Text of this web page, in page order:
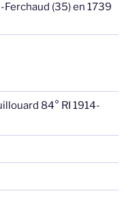
(35) en 1739
84° RI 1914-